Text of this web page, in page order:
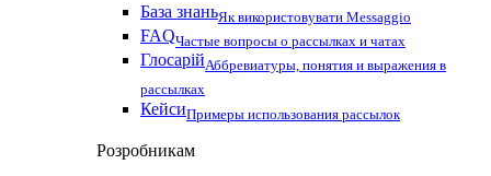
База знаньЯк використовувати Messaggio
FAQЧастые вопросы о рассылках и чатах
ГлосарійАббревиатуры, понятия и выражения в
рассылках
КейсиПримеры использования рассылок
Розробникам